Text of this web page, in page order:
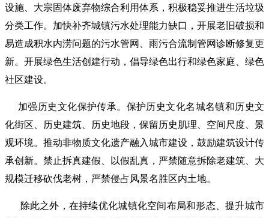
设施、大宗固体废弃物综合利用体系，积极稳妥推进生活垃圾
分类工作。加快补齐城镇污水处理能力缺口，开展老旧破损和
易造成积水内涝问题的污水管网、雨污合流制管网诊断修复更
新。开展绿色生活创建行动，倡导绿色出行和绿色家庭、绿色
社区建设。
加强历史文化保护传承。保护历史文化名城名镇和历史文
化街区、历史建筑、历史地段，保留历史肌理、空间尺度、景
观环境。推动非物质文化遗产融入城市建设，鼓励建筑设计传
承创新。禁止拆真建假、以假乱真，严禁随意拆除老建筑、大
规模迁移砍伐老树，严禁侵占风景名胜区内土地。
除此之外，在持续优化城镇化空间布局和形态、提升城市